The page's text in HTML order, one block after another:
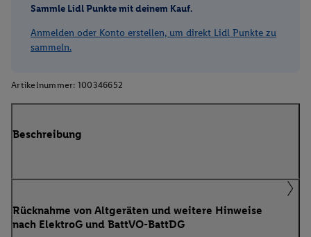
Sammle Lidl Punkte mit deinem Kauf.
Anmelden oder Konto erstellen, um direkt Lidl Punkte zu
sammeln.
Artikelnummer: 100346652
Beschreibung
Rücknahme von Altgeräten und weitere Hinweise
nach ElektroG und BattVO-BattDG